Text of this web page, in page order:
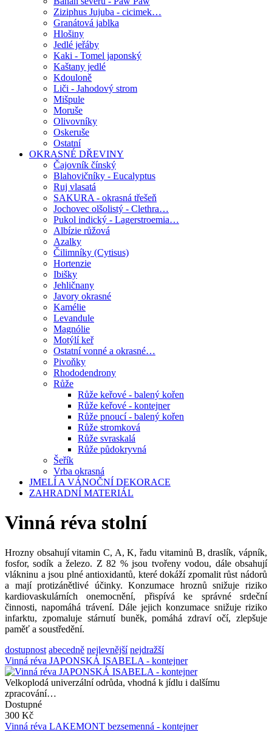
Ziziphus Jujuba - cicimek…
Granátová jablka
Hlošiny
Jedlé jeřáby
Kaki - Tomel japonský
Kaštany jedlé
Kdouloně
Liči - Jahodový strom
Mišpule
Moruše
Olivovníky
Oskeruše
Ostatní
OKRASNÉ DŘEVINY
Čajovník čínský
Blahovičníky - Eucalyptus
Ruj vlasatá
SAKURA - okrasná třešeň
Jochovec olšolistý - Clethra…
Pukol indický - Lagerstroemia…
Albízie růžová
Azalky
Čilimníky (Cytisus)
Hortenzie
Ibišky
Jehličnany
Javory okrasné
Kamélie
Levandule
Magnólie
Motýlí keř
Ostatní vonné a okrasné…
Pivoňky
Rhododendrony
Růže
Růže keřové - balený kořen
Růže keřové - kontejner
Růže pnoucí - balený kořen
Růže stromková
Růže svraskalá
Růže půdokryvná
Šeřík
Vrba okrasná
JMELÍ A VÁNOČNÍ DEKORACE
ZAHRADNÍ MATERIÁL
Vinná réva stolní
Hrozny obsahují vitamin C, A, K, řadu vitaminů B, draslík, vápník,
fosfor, sodík a železo. Z 82 % jsou tvořeny vodou, dále obsahují
vlákninu a jsou plné antioxidantů, které dokáží zpomalit růst nádorů
a mají protizánětlivé účinky. Konzumace hroznů snižuje riziko
kardiovaskulárních onemocnění, přispívá ke správné srdeční
činnosti, napomáhá trávení. Dále jejich konzumace snižuje riziko
infarktu, zpomaluje stárnutí buněk, pomáhá zdraví očí, zlepšuje
paměť a soustředění.
dostupnost abecedně nejlevnější nejdražší
Vinná réva JAPONSKÁ ISABELA - kontejner
Velkoplodá univerzální odrůda, vhodná k jídlu i dalšímu
zpracování…
Dostupné
300 Kč
Vinná réva LAKEMONT bezsemenná - kontejner